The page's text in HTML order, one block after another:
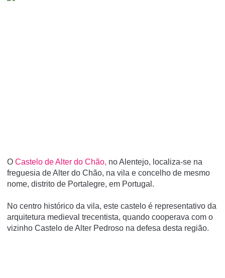
O Castelo de Alter do Chão, no Alentejo, localiza-se na
freguesia de Alter do Chão, na vila e concelho de mesmo
nome, distrito de Portalegre, em Portugal.
No centro histórico da vila, este castelo é representativo da
arquitetura medieval trecentista, quando cooperava com o
vizinho Castelo de Alter Pedroso na defesa desta região.